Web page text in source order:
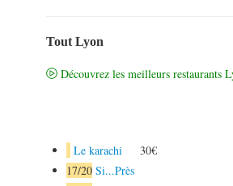
Tout Lyon
Découvrez les meilleurs restaurants
Le karachi
30€
17/20 Si...Près